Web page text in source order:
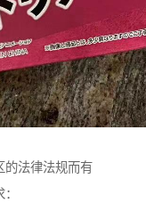
的法律法规而有